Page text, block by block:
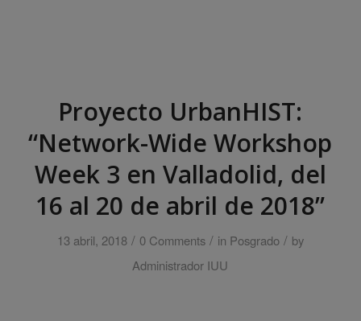
Proyecto UrbanHIST:
“Network-Wide Workshop
Week 3 en Valladolid, del
16 al 20 de abril de 2018”
13 abril, 2018 / 0 Comments / in Posgrado / by
Administrador IUU